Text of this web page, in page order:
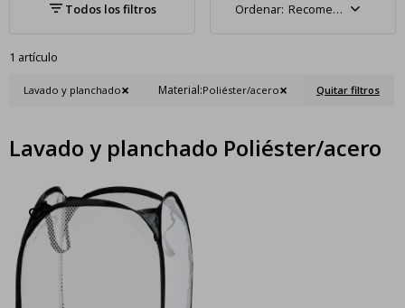
Recomendados
1 artículo
Lavado y planchado Material:Poliéster/acero Quitar filtros
Lavado y planchado Poliéster/acero